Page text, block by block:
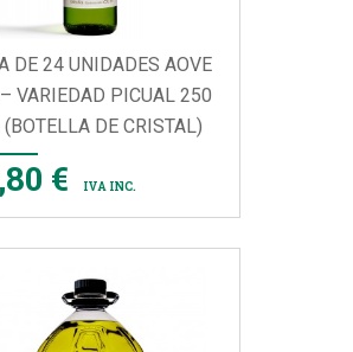
DE 24 UNIDADES AOVE
– VARIEDAD PICUAL 250
DE CRISTAL)
€ IVA INC.